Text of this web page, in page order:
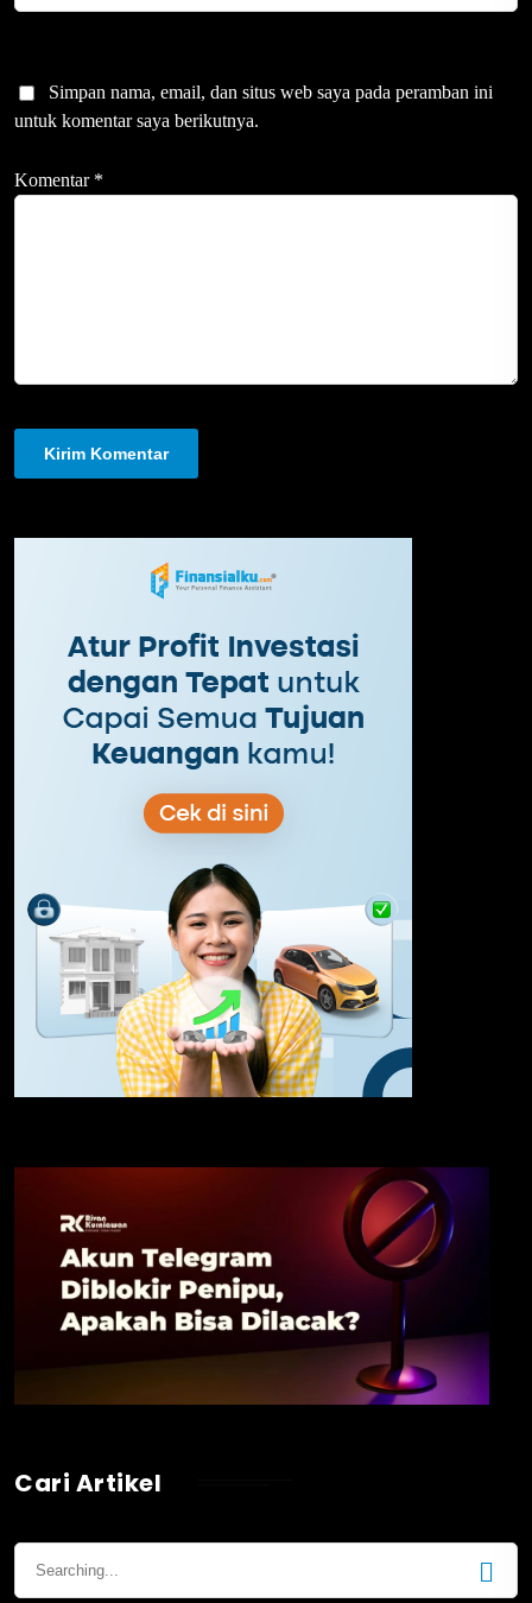
Simpan nama, email, dan situs web saya pada peramban ini
untuk komentar saya berikutnya.
Komentar *
Cari Artikel